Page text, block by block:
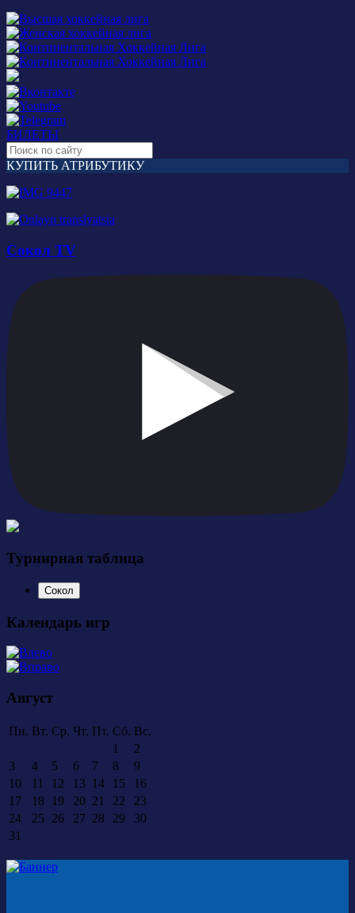
БИЛЕТЫ
КУПИТЬ АТРИБУТИКУ
Сокол TV
Турнирная таблица
Сокол
Календарь игр
Август
Пн. Вт. Ср. Чт. Пт. Сб. Вс.
1
2
3
4 5 6 7 8
9
10
11 12 13 14 15
16
17
18 19 20 21 22
23
24
25 26 27 28 29
30
31